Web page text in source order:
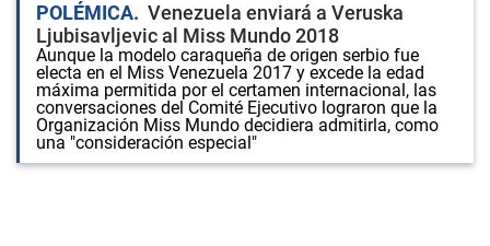
POLÉMICA
Venezuela enviará a Veruska
Ljubisavljevic al Miss Mundo 2018
Aunque la modelo caraqueña de origen serbio fue
electa en el Miss Venezuela 2017 y excede la edad
máxima permitida por el certamen internacional, las
conversaciones del Comité Ejecutivo lograron que la
Organización Miss Mundo decidiera admitirla, como
una "consideración especial"